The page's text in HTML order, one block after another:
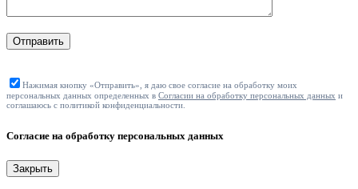
Отправить
Нажимая кнопку «Отправить», я даю свое согласие на обработку моих
персональных данных определенных в Согласии на обработку персональных данных и
соглашаюсь с политикой конфиденциальности.
Согласие на обработку персональных данных
Закрыть